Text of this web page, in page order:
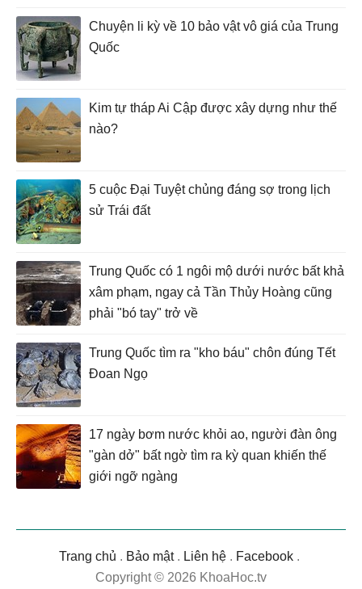
Chuyện li kỳ về 10 bảo vật vô giá của Trung
Quốc
Kim tự tháp Ai Cập được xây dựng như thế
nào?
5 cuộc Đại Tuyệt chủng đáng sợ trong lịch
sử Trái đất
Trung Quốc có 1 ngôi mộ dưới nước bất khả
xâm phạm, ngay cả Tần Thủy Hoàng cũng
phải "bó tay" trở về
Trung Quốc tìm ra "kho báu" chôn đúng Tết
Đoan Ngọ
17 ngày bơm nước khỏi ao, người đàn ông
"gàn dở" bất ngờ tìm ra kỳ quan khiến thế
giới ngỡ ngàng
Trang chủ . Bảo mật. Liên hệ . Facebook .
Copyright © 2026 KhoaHoc.tv